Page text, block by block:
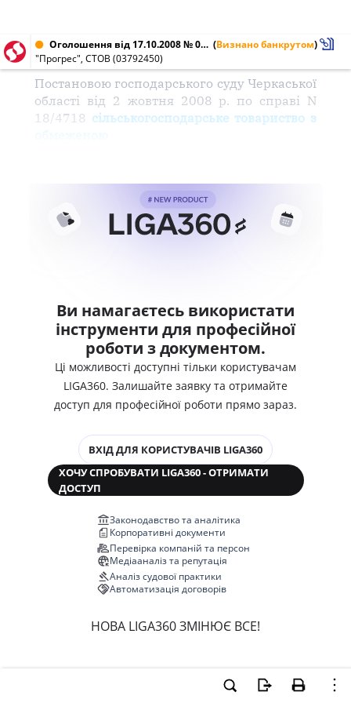
Оголошення від 17.10.2008 № 03792450 (Визнано банкрутом)
"Прогрес", СТОВ (03792450)
Постановою господарського суду Черкаської
області від 2 жовтня 2008 р. по справі N
18/4718 сільськогосподарське товариство з
Ви намагаєтесь використати
інструменти для професійної
роботи з документом.
Ці можливості доступні тільки користувачам
LIGA360. Залишайте заявку та отримайте
доступ для професійної роботи прямо зараз.
ВХІД ДЛЯ КОРИСТУВАЧІВ LIGA360
ХОЧУ СПРОБУВАТИ LIGA360 - ОТРИМАТИ
ДОСТУП
Законодавство та аналітика
Корпоративні документи
Перевірка компаній та персон
Медіааналіз та репутація
Аналіз судової практики
Автоматизація договорів
НОВА LIGA360 ЗМІНЮЄ ВСЕ!